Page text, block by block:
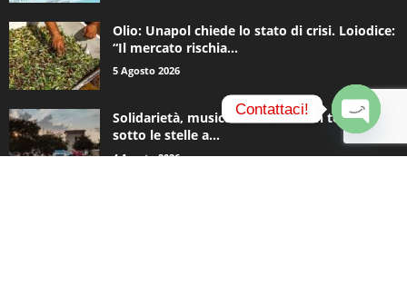
Olio: Unapol chiede lo stato di crisi. Loiodice:
“Il mercato rischia...
5 Agosto 2026
Solidarietà, musica e una notte in tenda
sotto le stelle a...
4 Agosto 2026
Contattaci!
O